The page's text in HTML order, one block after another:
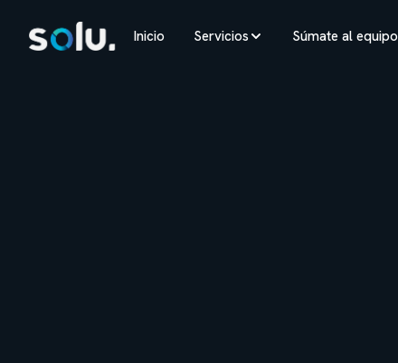
Inicio Servicios Súmate al equipo